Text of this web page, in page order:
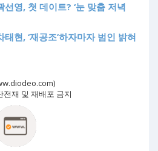
선영, 첫 데이트? ‘눈 맞춤 저녁
태현, ‘재공조’하자마자 범인 밝혀
재 및 재배포 금지